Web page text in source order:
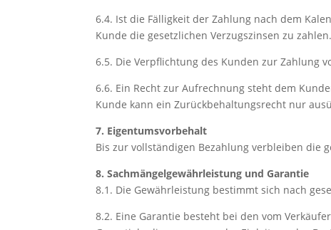
6.4. Ist die Fälligkeit der Zahlung nach dem
Kunde die gesetzlichen Verzugszinsen zu zahlen.
6.5. Die Verpflichtung des Kunden zur Zahlung
6.6. Ein Recht zur Aufrechnung steht dem
Kunde kann ein Zurückbehaltungsrecht nur
7. Eigentumsvorbehalt
Bis zur vollständigen Bezahlung verbleiben die
8. Sachmängelgewährleistung und Garantie
8.1. Die Gewährleistung bestimmt sich nach
8.2. Eine Garantie besteht bei den vom